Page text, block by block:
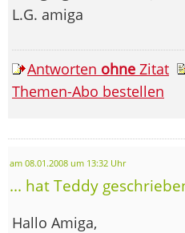
L.G. amiga
Antworten ohne Zitat
Themen-Abo bestellen
am 08.01.2008 um 13:32 Uhr
... hat Teddy
Hallo Amiga,